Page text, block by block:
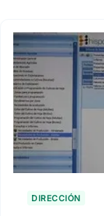
DIRECCIÓN